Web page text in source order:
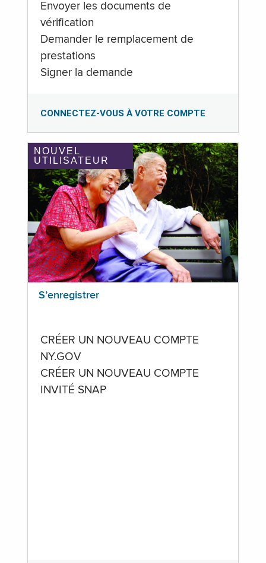
Envoyer les documents de
vérification
Demander le remplacement de
prestations
Signer la demande
CONNECTEZ-VOUS À VOTRE COMPTE
NOUVEL
UTILISATEUR
S’enregistrer
CRÉER UN NOUVEAU COMPTE
NY.GOV
CRÉER UN NOUVEAU COMPTE
INVITÉ SNAP